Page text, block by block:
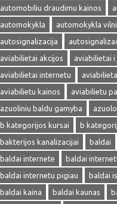
automobiliu draudimu kainos
automokykla
automokykla
autosignalizacija
aviabilietai akcijos
aviabilietai i
aviabilietai internetu
aviabilietu kainos
aviabilietu
azuoliniu baldu gamyba
b kategorijos kursai
b
bakterijos kanalizacijai
baldai
baldai internete
baldai
baldai internetu pigiau
baldai
baldai kaina
baldai kaunas